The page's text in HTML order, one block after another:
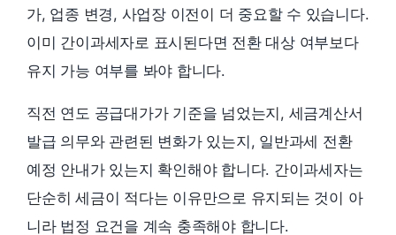
가, 업종 변경, 사업장 이전이 더 중요할 수 있습니다.
이미 간이과세자로 표시된다면 전환 대상 여부보다
유지 가능 여부를 봐야 합니다.
직전 연도 공급대가가 기준을 넘었는지, 세금계산서
발급 의무와 관련된 변화가 있는지, 일반과세 전환
예정 안내가 있는지 확인해야 합니다. 간이과세자는
단순히 세금이 적다는 이유만으로 유지되는 것이 아
니라 법정 요건을 계속 충족해야 합니다.